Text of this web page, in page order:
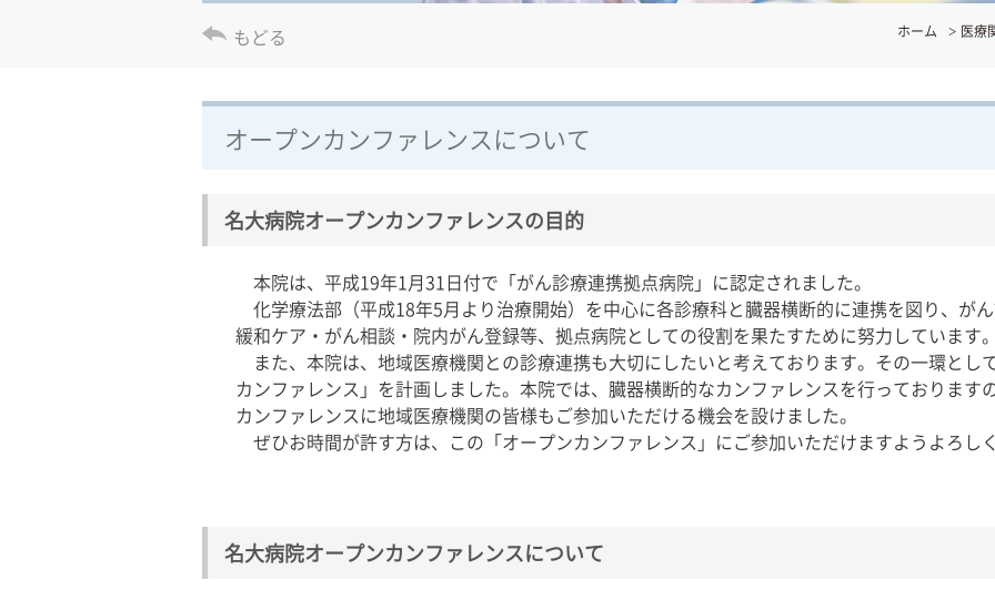
もどる ホーム 医療
オープンカンファレンスについて
名大病院オープンカンファレンスの目的
本院は、平成19年1月31日付で「がん診療連携拠点病院」に認定されました。
化学療法部（平成18年5月より治療開始）を中心に各診療科と臓器横断的に連携を図り、が
緩和ケア・がん相談・院内がん登録等、拠点病院としての役割を果たすために努力しています
また、本院は、地域医療機関との診療連携も大切にしたいと考えております。その一環とし
カンファレンス」を計画しました。本院では、臓器横断的なカンファレンスを行っております
カンファレンスに地域医療機関の皆様もご参加いただける機会を設けました。
ぜひお時間が許す方は、この「オープンカンファレンス」にご参加いただけますようよろし
名大病院オープンカンファレンスについて